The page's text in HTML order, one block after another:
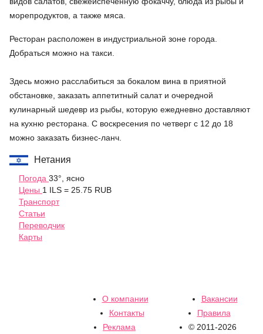
морепродуктов, а также мяса.
Ресторан расположен в индустриальной зоне города.
Добраться можно на такси.
Здесь можно расслабиться за бокалом вина в приятной
обстановке, заказать аппетитный салат и очередной
кулинарный шедевр из рыбы, которую ежедневно доставляют
на кухню ресторана. С воскресения по четверг с 12 до 18
можно заказать бизнес-ланч.
Нетания
Погода 33°, ясно
Цены 1 ILS = 25.75 RUB
Транспорт
Статьи
Переводчик
Карты
О компании
Вакансии
Контакты
Правила
Реклама
© 2011-2026